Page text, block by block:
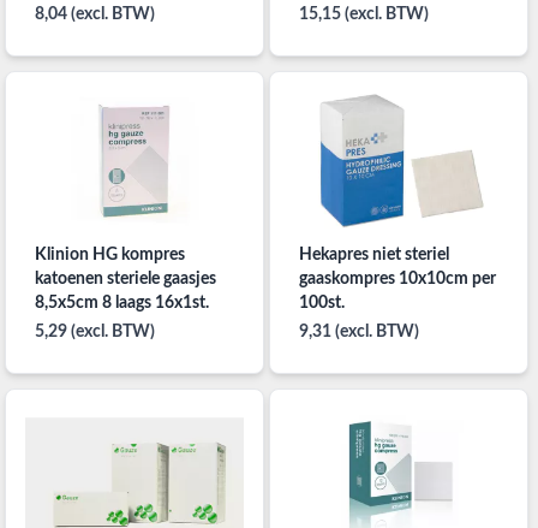
(111025) per 100st.
8,04 (excl. BTW)
10x10CM 8 laags per
15,15 (excl. BTW)
Klinion HG kompres
katoenen steriele gaasjes
8,5x5cm 8 laags 16x1st.
5,29 (excl. BTW)
Hekapres niet steriel
gaaskompres 10x10cm per
100st.
9,31 (excl. BTW)